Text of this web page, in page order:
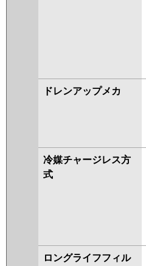
ドレンアップメカ
冷媒チャージレス方
式
ロングライフフィル